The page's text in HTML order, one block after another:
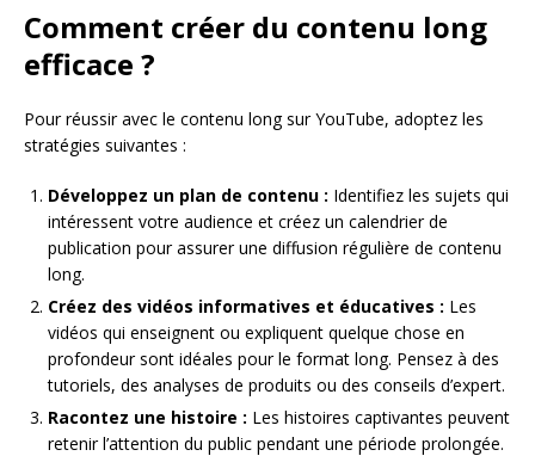
Comment créer du contenu long
efficace ?
Pour réussir avec le contenu long sur YouTube, adoptez les
stratégies suivantes :
Développez un plan de contenu : Identifiez les sujets qui
intéressent votre audience et créez un calendrier de
publication pour assurer une diffusion régulière de contenu
long.
Créez des vidéos informatives et éducatives : Les
vidéos qui enseignent ou expliquent quelque chose en
profondeur sont idéales pour le format long. Pensez à des
tutoriels, des analyses de produits ou des conseils d’expert.
Racontez une histoire : Les histoires captivantes peuvent
retenir l’attention du public pendant une période prolongée.